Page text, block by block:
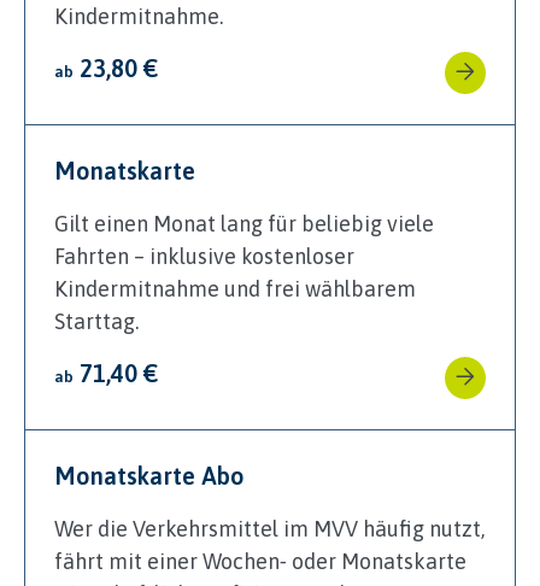
Kindermitnahme.
ab 23,80 €
Monatskarte
Gilt einen Monat lang für beliebig viele
Fahrten – inklusive kostenloser
Kindermitnahme und frei wählbarem
Starttag.
ab 71,40 €
Monatskarte Abo
Wer die Verkehrsmittel im MVV häufig nutzt,
fährt mit einer Wochen‑ oder Monatskarte